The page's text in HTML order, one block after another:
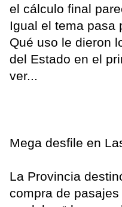
el cálculo final
Igual el tema pasa
Qué uso le dieron
del Estado en el
ver...
Mega desfile en
La Provincia
compra de